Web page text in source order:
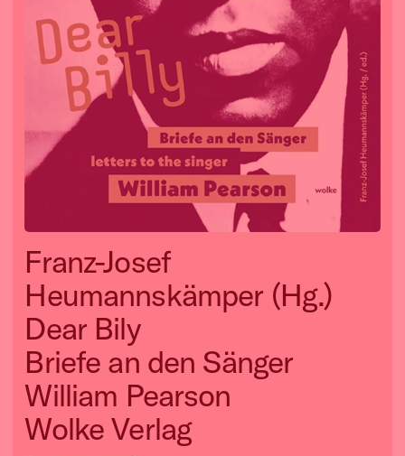
Franz-Josef
Heumannskämper (Hg.)
Dear Bily
Briefe an den Sänger
William Pearson
Wolke Verlag